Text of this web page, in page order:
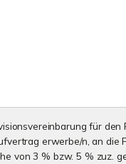
für den
erwerbe/n, an die
von 3 % bzw. 5 % zuz.